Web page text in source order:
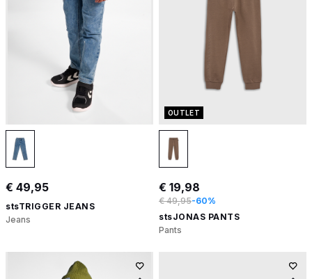
€ 49,95
stsTRIGGER JEANS
Jeans
OUTLET
€ 19,98
€ 49,95-60%
stsJONAS PANTS
Pants